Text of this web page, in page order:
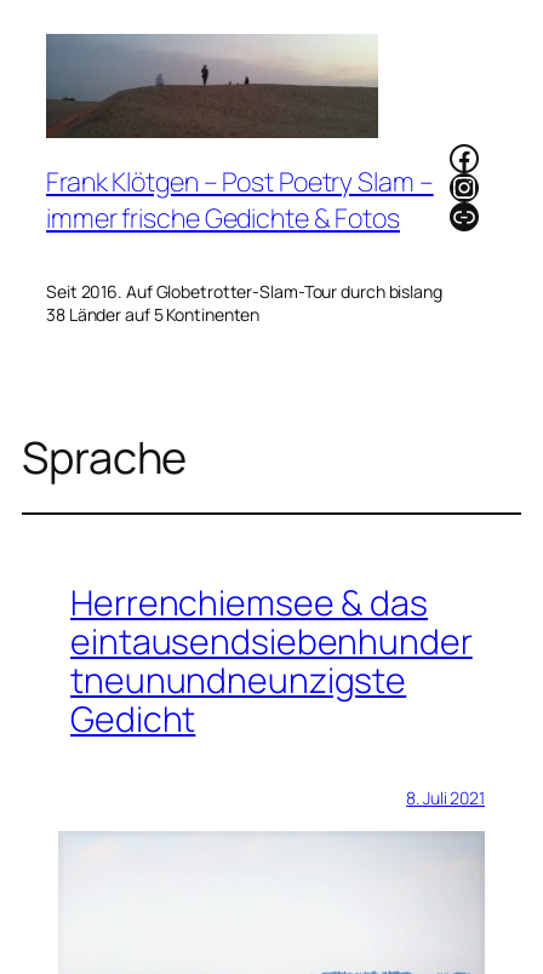
Frank Klötgen – Post Poetry Slam –
immer frische Gedichte & Fotos
Seit 2016. Auf Globetrotter-Slam-Tour durch bislang
38 Länder auf 5 Kontinenten
Link
Sprache
Herrenchiemsee & das
eintausendsiebenhunder
tneunundneunzigste
Gedicht
8. Juli 2021